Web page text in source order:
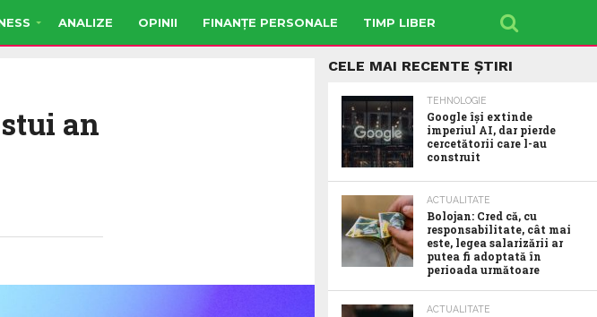
ANALIZE OPINII FINANȚE PERSONALE TIMP LIBER
an
CELE MAI RECENTE ȘTIRI
TEHNOLOGIE
Google îşi extinde
imperiul AI, dar pierde
cercetătorii care l-au
construit
ACTUALITATE
Bolojan: Cred că, cu
responsabilitate, cât mai
este, legea salarizării ar
putea fi adoptată în
perioada următoare
ACTUALITATE